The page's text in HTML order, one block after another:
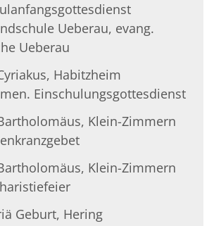
Ueberau, evang.
Ueberau
Habitzheim
Einschulungsgottesdienst
Klein-Zimmern
Klein-Zimmern
Geburt, Hering